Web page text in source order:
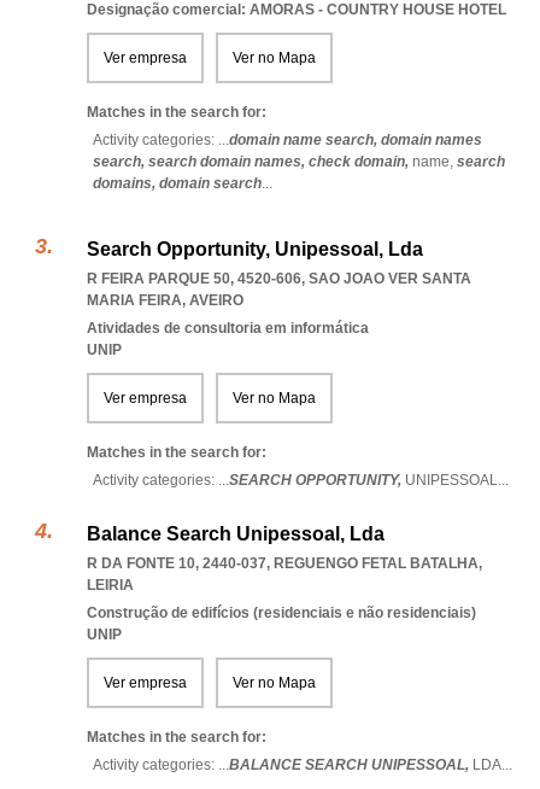
Designação comercial: AMORAS - COUNTRY HOUSE HOTEL
Ver empresa Ver no Mapa
Matches in the search for:
Activity categories: ...domain name search, domain names
search, search domain names, check domain, name, search
domains, domain search...
Search Opportunity, Unipessoal, Lda
R FEIRA PARQUE 50, 4520-606, SAO JOAO VER SANTA
MARIA FEIRA, AVEIRO
Atividades de consultoria em informática
UNIP
Ver empresa Ver no Mapa
Matches in the search for:
Activity categories: ...SEARCH OPPORTUNITY, UNIPESSOAL...
Balance Search Unipessoal, Lda
R DA FONTE 10, 2440-037, REGUENGO FETAL BATALHA,
LEIRIA
Construção de edifícios (residenciais e não residenciais)
UNIP
Ver empresa Ver no Mapa
Matches in the search for:
Activity categories: ...BALANCE SEARCH UNIPESSOAL, LDA...